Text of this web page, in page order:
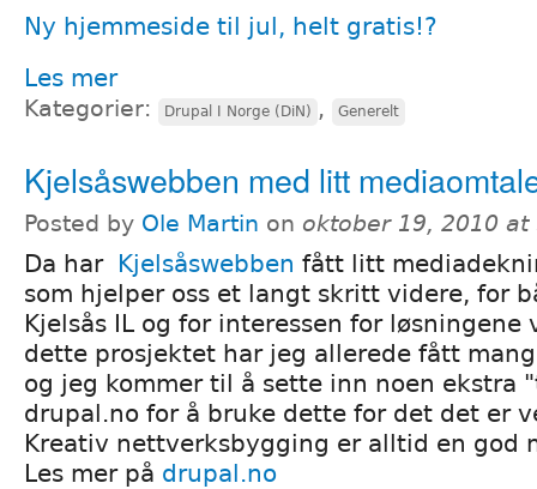
Ny hjemmeside til jul, helt gratis!?
Les mer
Kategorier: Drupal I Norge (DiN) , Generelt
Kjelsåswebben med litt
Posted by Ole Martin on oktober 19, 2010 at
Da har Kjelsåswebben fått litt
som hjelper oss et langt skritt videre, for
Kjelsås IL og for interessen for løsningene
dette prosjektet har jeg allerede fått
og jeg kommer til å sette inn noen ekstra
drupal.no for å bruke dette for det det er
Kreativ nettverksbygging er alltid en god
Les mer på drupal.no